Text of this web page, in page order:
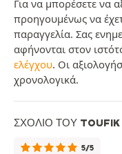
Για να μπορέσετε να
προηγουμένως να
παραγγελία. Σας
αφήνονται στον
ελέγχου. Οι
χρονολογικά.
ΣΧΌΛΙΟ ΤΟΥ TOUFIK
5/5